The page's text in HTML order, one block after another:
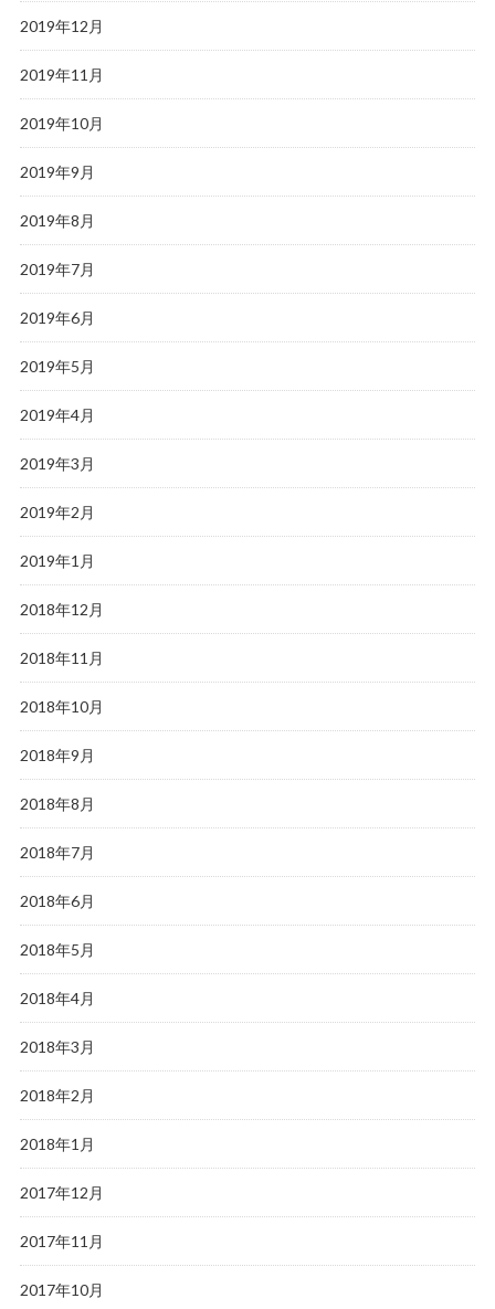
2019年12月
2019年11月
2019年10月
2019年9月
2019年8月
2019年7月
2019年6月
2019年5月
2019年4月
2019年3月
2019年2月
2019年1月
2018年12月
2018年11月
2018年10月
2018年9月
2018年8月
2018年7月
2018年6月
2018年5月
2018年4月
2018年3月
2018年2月
2018年1月
2017年12月
2017年11月
2017年10月